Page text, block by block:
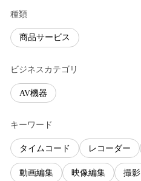
種類
商品サービス
ビジネスカテゴリ
AV機器
キーワード
タイムコード レコーダー
動画編集 映像編集 撮影